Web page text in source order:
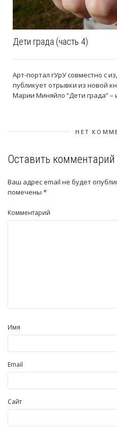
Дети града (часть 4)
Арт-портал гУрУ совместно с
публикует отрывки из новой
Марии Миняйло “Дети града” –
НЕТ
Оставить комментарий
Ваш адрес email не будет
помечены *
Комментарий
Имя
Email
Сайт